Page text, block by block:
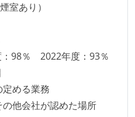
テレーション開発を実践
ミーティング、またはそれ
わせを行っている
に、定期的にチームでふり
ている
リー）を行っている
室あり）
98％ 2022年度：93％
める業務
他会社が認めた場所